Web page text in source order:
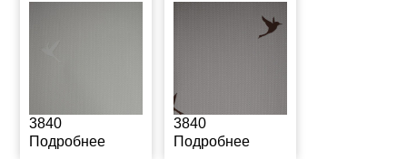
3840
Подробнее
3840
Подробнее